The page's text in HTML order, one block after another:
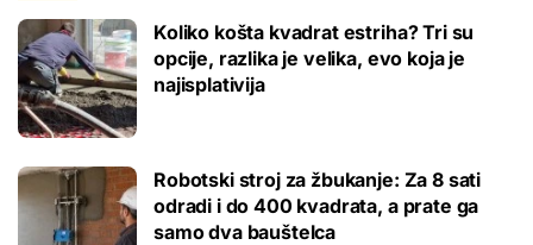
Koliko košta kvadrat estriha? Tri su
opcije, razlika je velika, evo koja je
najisplativija
Robotski stroj za žbukanje: Za 8 sati
odradi i do 400 kvadrata, a prate ga
samo dva bauštelca